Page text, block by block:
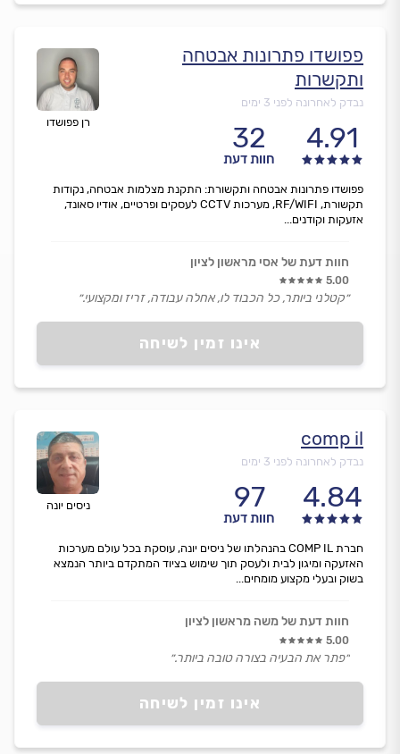
רן פפושדו
פפושדו פתרונות אבטחה
ותקשרות
נבדק לאחרונה לפני 3 ימים
4.91
32
חוות דעת
אינו זמין לשיחה
פפושדו פתרונות אבטחה ותקשורת: התקנת מצלמות אבטחה, נקודות
תקשורת, RF/WIFI, מערכות CCTV לעסקים ופרטיים, אודיו סאונד,
אזעקות וקודנים...
חוות דעת של אסי מראשון לציון
5.00
״קטלני ביותר, כל הכבוד לו, אחלה עבודה, זריז ומקצועי.״
ניסים יונה
comp il
נבדק לאחרונה לפני 3 ימים
4.84
97
חוות דעת
אינו זמין לשיחה
חברת COMP IL בהנהלתו של ניסים יונה, עוסקת בכל עולם מערכות
האזעקה ומיגון לבית ולעסק תוך שימוש בציוד המתקדם ביותר הנמצא
בשוק ובעלי מקצוע מומחים...
חוות דעת של משה מראשון לציון
5.00
״פתר את הבעיה בצורה טובה ביותר.״